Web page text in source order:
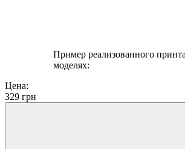
Пример реализованного
моделях:
Цена:
329 грн